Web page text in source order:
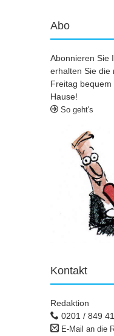
Abo
Abonnieren Sie
erhalten Sie die
Freitag
Hause!
So geht's
Kontakt
Redaktion
0201 / 849
E-Mail an die